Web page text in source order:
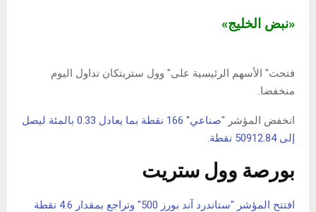
«نبض الخليج»
فتحت" ‌الأسهم الرئيسية على" وول ستريتكان تداول اليوم
منخفضا.
انخفض المؤشر "
صناعي" 166 نقطة بما يعادل 0.33 بالمئة ليصل
إلى 50912.84 نقطة.
بورصة وول ستريت
افتتح المؤشر "ستاندرد آند بورز 500" وتراجع بمقدار 4.6 نقطة